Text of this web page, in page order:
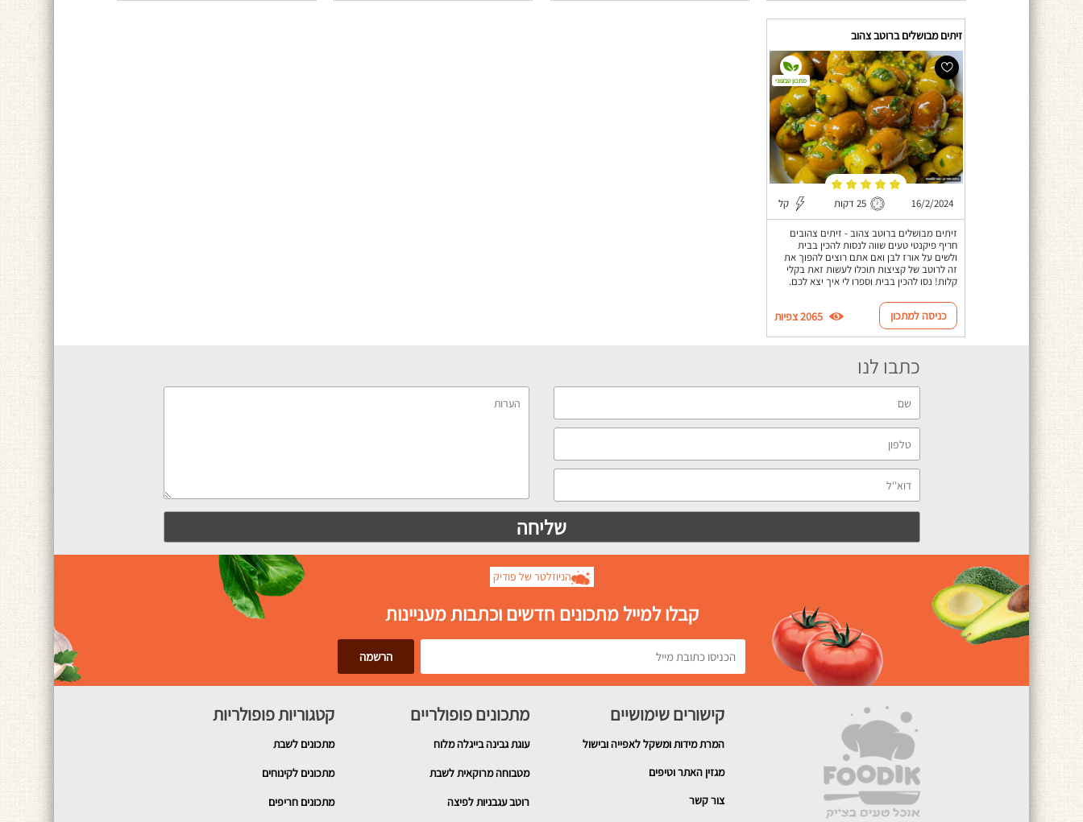
זיתים מבושלים ברוטב צהוב
16/2/2024 25 דקות קל
זיתים מבושלים ברוטב צהוב - זיתים צהובים
חריף פיקנטי טעים שווה לנסות להכין בבית
ולשים על אורז לבן ואם אתם רוצים להפוך את
זה לרוטב של קציצות תוכלו לעשות זאת בקלי
קלות! נסו להכין בבית וספרו לי איך יצא לכם.
מתכון טבעוני
כניסה למתכון 2065 צפיות
כתבו לנו
הניוזלטר של פודיק
קבלו למייל מתכונים חדשים וכתבות מעניינות
קישורים שימושיים
המרת מידות ומשקל לאפייה ובישול
מגזין האתר וטיפים
צור קשר
מתכונים פופולריים
עוגת גבינה בייגלה מלוח
מטבוחה מרוקאית לשבת
רוטב עגבניות לפיצה
קטגוריות פופולריות
מתכונים לשבת
מתכונים לקינוחים
מתכונים חריפים